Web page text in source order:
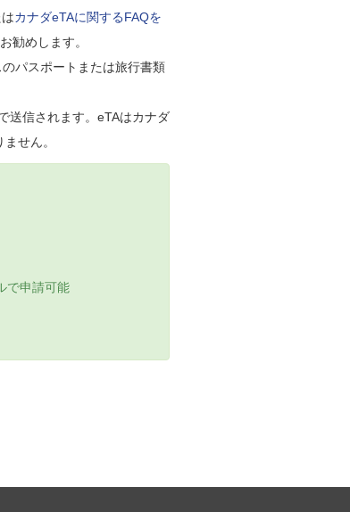
カナダeTAに関するFAQを
勧めします。
パスポートまたは旅行書類
送信されます。eTAはカナダ
せん。
で申請可能